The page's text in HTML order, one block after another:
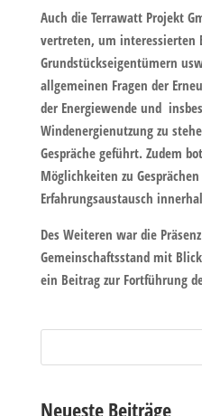
Auch die Terrawatt Projekt
vertreten, um interessierten
Grundstückseigentümern
allgemeinen Fragen der
der Energiewende und
Windenergienutzung zu
Gespräche geführt. Zudem
Möglichkeiten zu
Erfahrungsaustausch
Des Weiteren war die
Gemeinschaftsstand mit
ein Beitrag zur Fortführung
Neueste Beiträge